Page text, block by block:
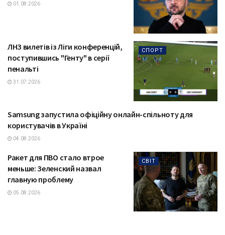
01.08.2026
СПОРТ
ЛНЗ вилетів із Ліги конференцій,
поступившись "Генту" в серії
пенальті
31.07.2026
ТЕХНОЛОГІЇ
Samsung запустила офіційну онлайн-спільноту для
користувачів в Україні
04.08.2026
СВІТ
Ракет для ПВО стало втрое
меньше: Зеленский назвал
главную проблему
05.08.2026